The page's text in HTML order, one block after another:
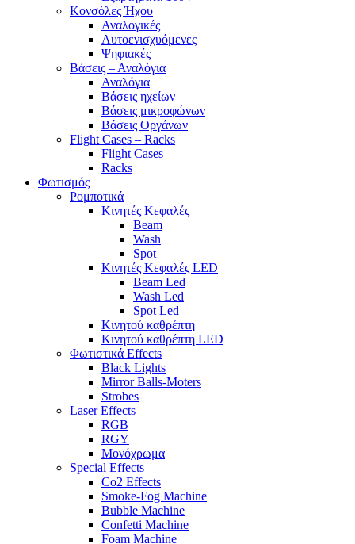
Κονσόλες Ήχου
Αναλογικές
Αυτοενισχυόμενες
Ψηφιακές
Βάσεις – Αναλόγια
Αναλόγια
Βάσεις ηχείων
Βάσεις μικροφώνων
Βάσεις Οργάνων
Flight Cases – Racks
Flight Cases
Racks
Φωτισμός
Ρομποτικά
Κινητές Κεφαλές
Beam
Wash
Spot
Κινητές Κεφαλές LED
Beam Led
Wash Led
Spot Led
Κινητού καθρέπτη
Κινητού καθρέπτη LED
Φωτιστικά Effects
Black Lights
Mirror Balls-Moters
Strobes
Laser Effects
RGB
RGY
Μονόχρωμα
Special Effects
Co2 Effects
Smoke-Fog Machine
Bubble Machine
Confetti Machine
Foam Machine